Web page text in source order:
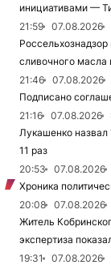
инициативами —
21:59
07.08.2026
сливочного масла
21:46
07.08.2026
Подписано
21:16
07.08.2026
Лукашенко
11 раз
20:53
07.08.2026
Хроника
20:08
07.08.2026
Житель
экспертиза
19:31
07.08.2026